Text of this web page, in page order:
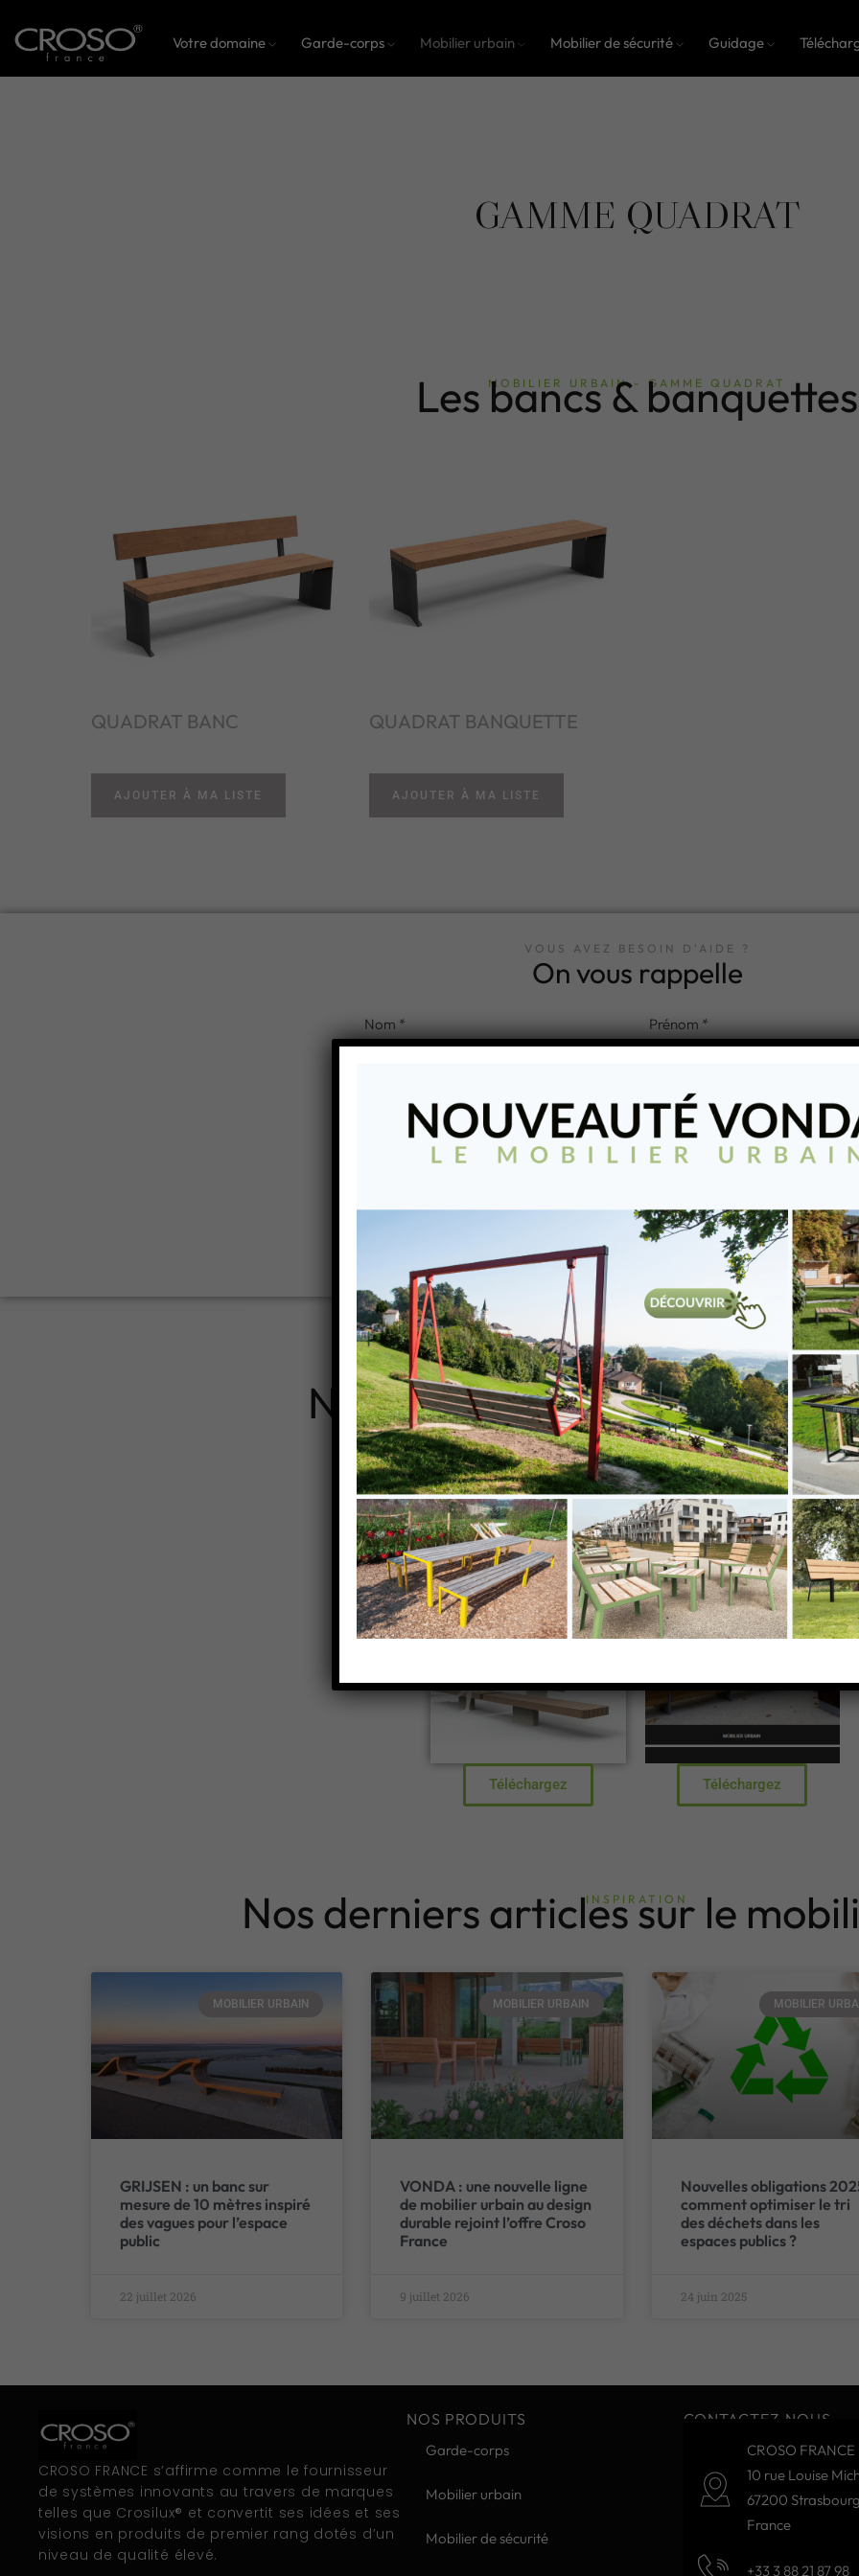
Votre domaine Garde-corps Mobilier urbain Mobilier de sécurité Guidage
GAMME QUADRAT
MOBILIER URBAIN - GAMME QUADRAT
Les bancs & banquettes
QUADRAT BANC
AJOUTER À MA LISTE
QUADRAT BANQUETTE
AJOUTER À MA LISTE
VOUS AVEZ BESOIN D'AIDE ?
On vous rappelle
Vous êtes intéressé par :
MOBILIER URBAIN - LES ENSEMBLES DE PIQUE-NIQUE
Nos catalogues en
MOBILIER URBAIN
MODULO
Téléchargez
MOBILIER URBAIN
GRIJSEN
Téléchargez
INSPIRATION
Nos derniers articles sur le
MOBILIER URBAIN
GRIJSEN : un banc sur
mesure de 10 mètres inspiré
des vagues pour l’espace
public
22 juillet 2026
MOBILIER URBAIN
VONDA : une nouvelle ligne
de mobilier urbain au design
durable rejoint l’offre Croso
France
9 juillet 2026
MOBILIER
Nouvelles obligations
comment optimiser le tri
des déchets dans les
espaces publics ?
24 juin 2025
CROSO FRANCE s’affirme comme le fournisseur
de systèmes innovants au travers de marques
telles que Crosilux® et convertit ses idées et ses
visions en produits de premier rang dotés d’un
niveau de qualité élevé.
NOS PRODUITS
Garde-corps
Mobilier urbain
Mobilier de sécurité
CONTACTEZ-NOUS
CROSO FRANCE
10 rue Louise
67200
France
+33 3 88 21 87 98